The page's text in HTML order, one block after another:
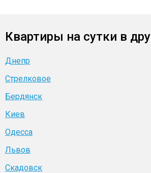
Квартиры на сутки в
Днепр
Стрелковое
Бердянск
Киев
Одесса
Львов
Скадовск